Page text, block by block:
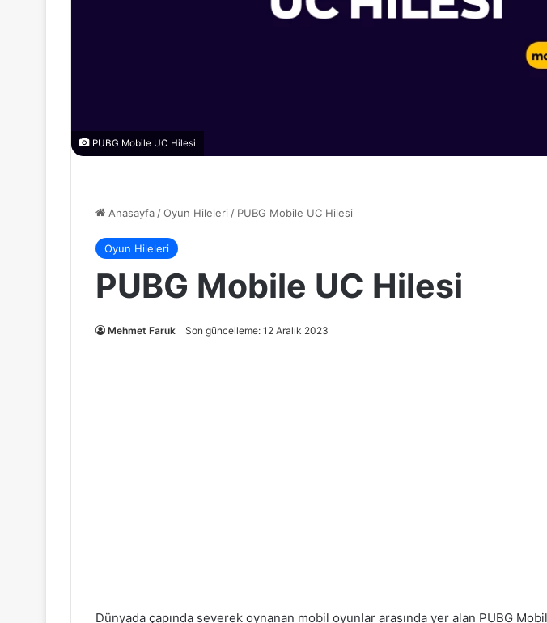
PUBG Mobile UC Hilesi
Anasayfa/Oyun Hileleri / PUBG Mobile UC Hilesi
Oyun Hileleri
PUBG Mobile UC Hilesi
Mehmet Faruk Son güncelleme: 12 Aralık 2023
Dünyada çapında severek oynanan mobil oyunlar arasında yer alan PUBG